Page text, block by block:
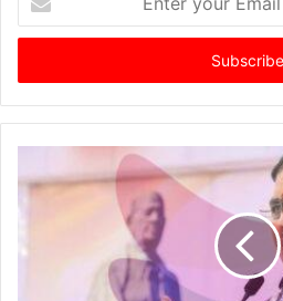
your
Email